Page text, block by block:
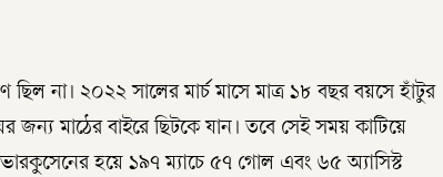
ছিল না। ২০২২ সালের মার্চ মাসে মাত্র ১৮ বছর বয়সে হাঁটুর
জন্য মাঠের বাইরে ছিটকে যান। তবে সেই সময় কাটিয়ে
হয়ে ১৯৭ ম্যাচে ৫৭ গোল এবং ৬৫ অ্যাসিস্ট